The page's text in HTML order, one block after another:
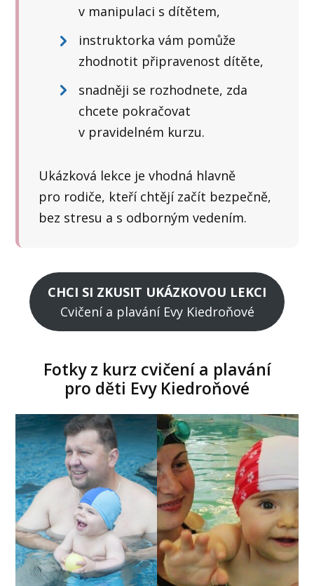
v manipulaci s dítětem,
instruktorka vám pomůže
zhodnotit připravenost dítěte,
snadněji se rozhodnete, zda
chcete pokračovat
v pravidelném kurzu.
Ukázková lekce je vhodná hlavně
pro rodiče, kteří chtějí začít bezpečně,
bez stresu a s odborným vedením.
CHCI SI ZKUSIT UKÁZKOVOU LEKCI
Cvičení a plavání Evy Kiedroňové
Fotky z kurz cvičení a plavání
pro děti Evy Kiedroňové